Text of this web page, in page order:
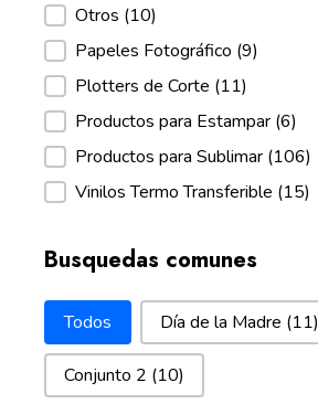
Otros (10)
Papeles Fotográfico (9)
Plotters de Corte (11)
Productos para Estampar (6)
Productos para Sublimar (106)
Vinilos Termo Transferible (15)
Busquedas comunes
Busquedas comunes
Todos Día de la Madre (11)
Conjunto 2 (10)